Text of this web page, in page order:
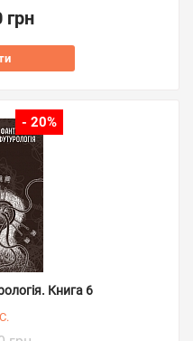
грн
- 20%
Книга 6